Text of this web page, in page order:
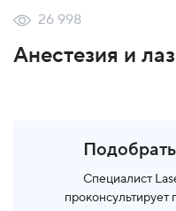
26 998
Анестезия и
Специалист
проконсультирует